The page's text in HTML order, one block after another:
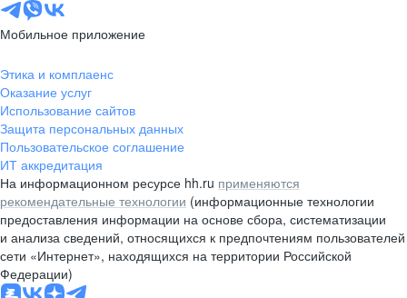
Мобильное приложение
Этика и комплаенс
Оказание услуг
Использование сайтов
Защита персональных данных
Пользовательское соглашение
ИТ аккредитация
На информационном ресурсе hh.ru применяются
рекомендательные технологии (информационные технологии
предоставления информации на основе сбора, систематизации
и анализа сведений, относящихся к предпочтениям пользователей
сети «Интернет», находящихся на территории Российской
Федерации)